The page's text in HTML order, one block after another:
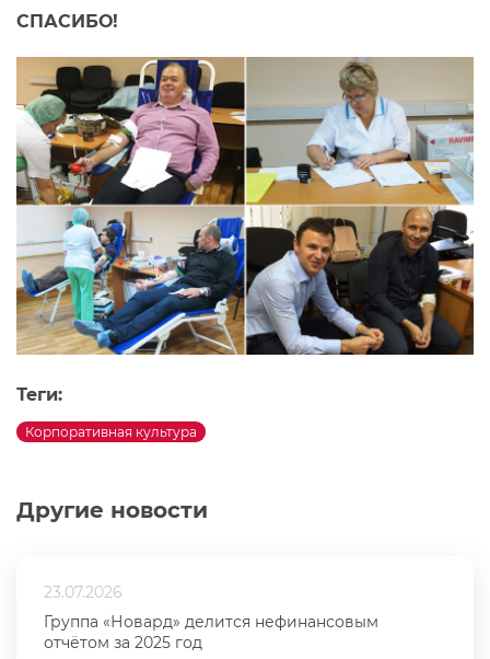
Другие новости
23.07.2026
Группа «Новард» делится нефинансовым
отчётом за 2025 год
СПАСИБО!
Теги:
Корпоративная культура